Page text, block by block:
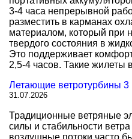
3-4 часа непрерывной
разместить в карманах
материалом, который при
твердого состояния в
Это поддерживает
2,5-4 часов. Такие жилеты
Летающие ветротурбины
31.07.2026
Традиционные ветряные
силы и стабильности
воздушные потоки часто